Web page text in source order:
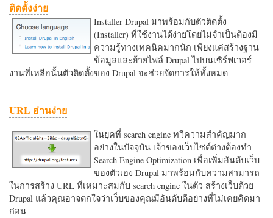
ติดตั้งง่าย
Installer Drupal มาพร้อมกับตัวติดตั้ง
(Installer) ที่ใช้งานได้ง่ายโดยไม่จำเป็นต้องมี
ความรู้ทางเทคนิคมากนัก เพียงแค่สร้างฐาน
ข้อมูลและย้ายไฟล์ Drupal ไปบนเซิร์ฟเวอร์
งานที่เหลือนั้นตัวติดตั้งของ Drupal จะช่วยจัดการให้ทั้งหมด
URL อ่านง่าย
ในยุคที่ search engine ทวีความสำคัญมาก
อย่างในปัจจุบัน เจ้าของเว็บไซต์ต่างต้องทำ
Search Engine Optimization เพื่อเพิ่มอันดับเว็บ
ของตัวเอง Drupal มาพร้อมกับความสามารถ
ในการสร้าง URL ที่เหมาะสมกับ search engine ในตัว สร้างเว็บด้วย
Drupal แล้วคุณอาจตกใจว่าเว็บของคุณมีอันดับดีอย่างที่ไม่เคยคิดมา
ก่อน